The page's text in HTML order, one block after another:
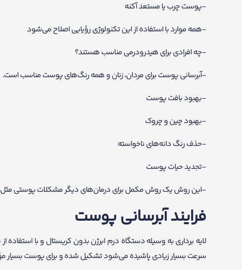
-پوست چرب یا مستعد آکنه
-همه موارد با استفاده از این تکنولوژی رؤیایی اصلاح می‌شود
-چه افرادی برای هیدرودرمی مناسب هستند؟
-آبرسانی پوست برای مردان، زنان و همه رنگ‌های پوست مناسب است.
-بهبود بافت پوست
-بهبود چین و چروک
-حذف رنگ دانه‌های ناخواسته
-تجدید حیات پوست
-این روش یک روش مکمل برای درمان‌های دیگر مشکلات پوستی
فرایند آبرسانی پوست
لایه برداری به وسیله دستگاه درم ابرژن بدون کریستال و با
سرعت بسیار زیادی پاشیده می‌شود تشکیل شده و برای پوست